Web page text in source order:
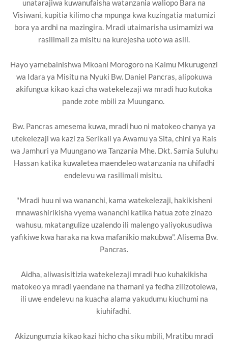
unatarajiwa kuwanufaisha watanzania waliopo Bara na
Visiwani, kupitia kilimo cha mpunga kwa kuzingatia matumizi
bora ya ardhi na mazingira. Mradi utaimarisha usimamizi wa
rasilimali za misitu na kurejesha uoto wa asili.
Hayo yamebainishwa Mkoani Morogoro na Kaimu Mkurugenzi
wa Idara ya Misitu na Nyuki Bw. Daniel Pancras, alipokuwa
akifungua kikao kazi cha watekelezaji wa mradi huo kutoka
pande zote mbili za Muungano.
Bw. Pancras amesema kuwa, mradi huo ni matokeo chanya ya
utekelezaji wa kazi za Serikali ya Awamu ya Sita, chini ya Rais
wa Jamhuri ya Muungano wa Tanzania Mhe. Dkt. Samia Suluhu
Hassan katika kuwaletea maendeleo watanzania na uhifadhi
endelevu wa rasilimali misitu.
"Mradi huu ni wa wananchi, kama watekelezaji, hakikisheni
mnawashirikisha vyema wananchi katika hatua zote zinazo
wahusu, mkatangulize uzalendo ili malengo yaliyokusudiwa
yafikiwe kwa haraka na kwa mafanikio makubwa". Alisema Bw.
Pancras.
Aidha, aliwasisitizia watekelezaji mradi huo kuhakikisha
matokeo ya mradi yaendane na thamani ya fedha zilizotolewa,
ili uwe endelevu na kuacha alama yakudumu kiuchumi na
kiuhifadhi.
Akizungumzia kikao kazi hicho cha siku mbili, Mratibu mradi